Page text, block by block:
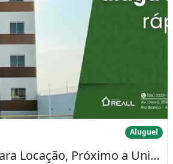
para Locação, Próximo a Uninorte
Aluguel
Apartamento para Locação, Próximo a Uninorte, Jardim de Alah